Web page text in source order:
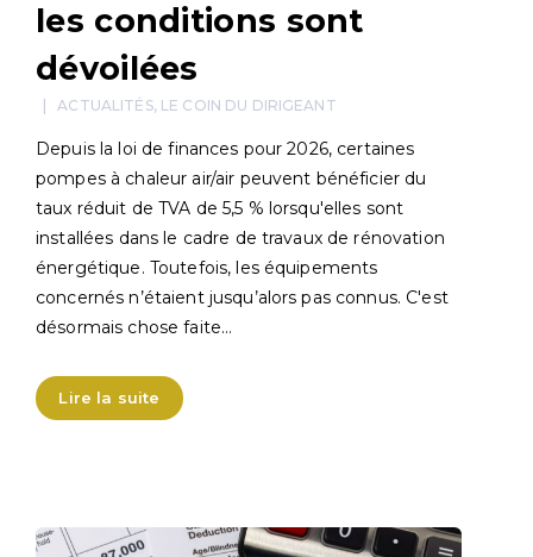
les conditions sont
dévoilées
ACTUALITÉS, LE COIN DU DIRIGEANT
Depuis la loi de finances pour 2026, certaines
pompes à chaleur air/air peuvent bénéficier du
taux réduit de TVA de 5,5 % lorsqu'elles sont
installées dans le cadre de travaux de rénovation
énergétique. Toutefois, les équipements
concernés n’étaient jusqu’alors pas connus. C'est
désormais chose faite…
Lire la suite